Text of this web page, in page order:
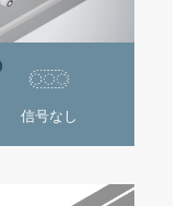
信号なし